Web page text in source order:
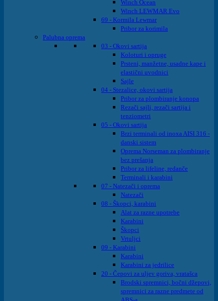
Winch Ocean
Winch LEWMAR Evo
69 - Kormila Lewmar
Pribor za korimila
Palubna oprema
03 - Okovi sartija
Koloturi i opruge
Prsteni, manžetne, usadne kape i
elastični uvodnici
Sajle
04 - Stezalice, okovi sartija
Pribor za plombiranje konopa
Rezači sajli, rezači sartija i
tenziometri
05 - Okovi sartija
Brzi terminali od inoxa AISI 316 -
danski sistem
Oprema Norseman za plombiranje
bez prešanja
Pribor za lifeline, redanče
Terminali i karabini
07 - Natezači i oprema
Natezači
08 - Škopci, karabini
Alat za razne upotrebe
Karabini
Škopci
Vrtuljci
09 - Karabini
Karabini
Karabini za jedrilice
20 - Čepovi za uljev goriva, vratašca
Brodski spremnici, bočni džepovi,
spremnici za razne predmete od